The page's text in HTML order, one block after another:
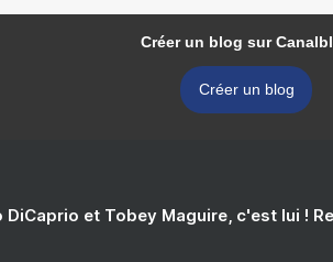
Créer un blog sur
Créer un blog
DiCaprio et Tobey Maguire, c'est lui !